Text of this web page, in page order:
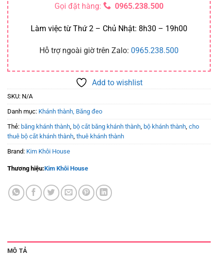
Gọi đặt hàng: 0965.238.500
Làm việc từ Thứ 2 – Chủ Nhật: 8h30 – 19h00
Hỗ trợ ngoài giờ trên Zalo: 0965.238.500
Add to wishlist
SKU: N/A
Danh mục: Khánh thành, Băng đeo
Thẻ: băng khánh thành, bộ cắt băng khánh thành, bộ khánh thành, cho
thuê bộ cắt khánh thành, thuê khánh thành
Brand: Kim Khôi House
Thương hiệu:Kim Khôi House
MÔ TẢ